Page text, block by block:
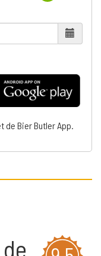
de Bier Butler App.